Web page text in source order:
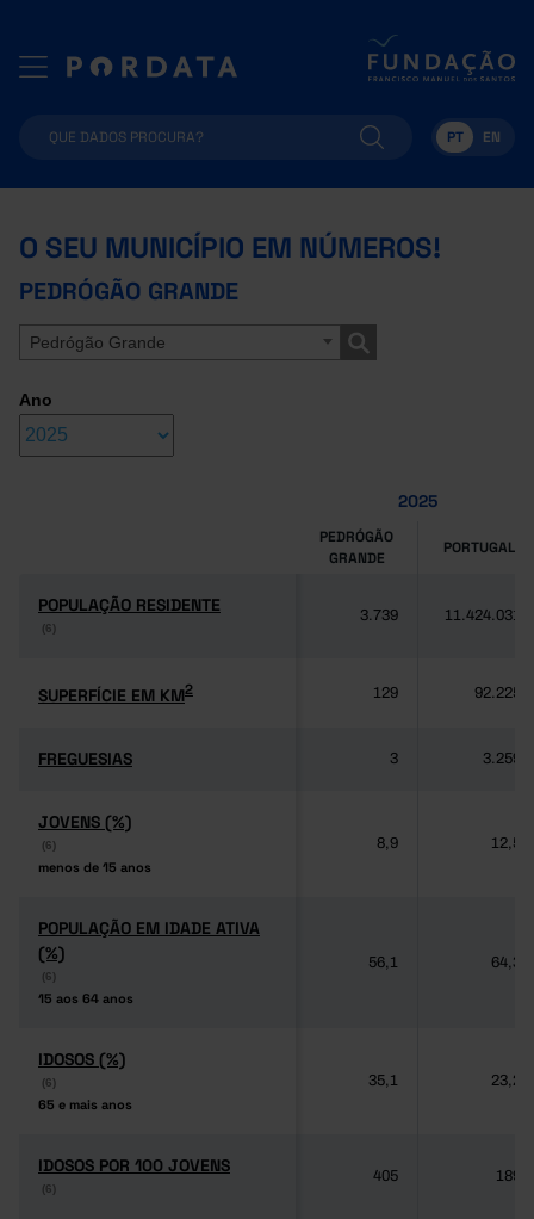
PT EN
O SEU MUNICÍPIO EM NÚMEROS!
PEDRÓGÃO GRANDE
Pedrógão Grande
Ano
2025
PEDRÓGÃO
GRANDE
PORTUGAL
POPULAÇÃO RESIDENTE
(6)
POPULAÇÃO RESIDENTE
(6)
3.739 11.424.031
SUPERFÍCIE EM KM2
SUPERFÍCIE EM KM2 129 92.225
FREGUESIAS
FREGUESIAS 3 3.259
JOVENS (%)
(6)
menos de 15 anos
JOVENS (%)
(6)
menos de 15 anos
8,9 12,5
POPULAÇÃO EM IDADE ATIVA
(%)
(6)
15 aos 64 anos
POPULAÇÃO EM IDADE ATIVA
(%)
(6)
15 aos 64 anos
56,1 64,3
IDOSOS (%)
(6)
65 e mais anos
IDOSOS (%)
(6)
65 e mais anos
35,1 23,2
IDOSOS POR 100 JOVENS
(6)
IDOSOS POR 100 JOVENS
(6)
405 189